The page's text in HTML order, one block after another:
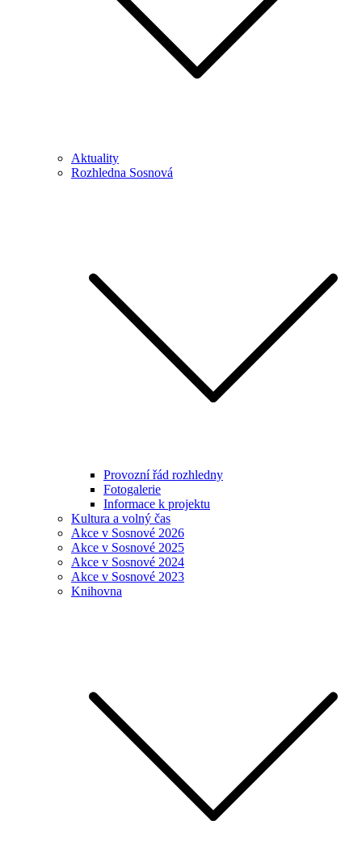
Aktuality
Rozhledna Sosnová
Provozní řád rozhledny
Fotogalerie
Informace k projektu
Kultura a volný čas
Akce v Sosnové 2026
Akce v Sosnové 2025
Akce v Sosnové 2024
Akce v Sosnové 2023
Knihovna